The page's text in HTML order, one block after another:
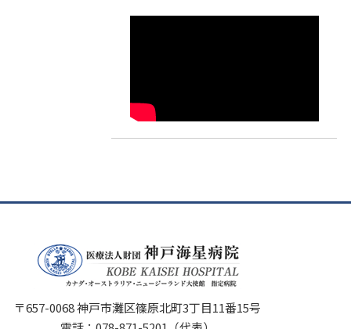
〒657-0068 神戸市灘区篠原北町3丁目11番15号